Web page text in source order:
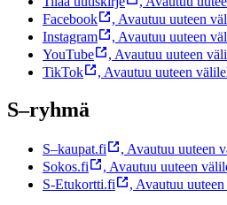
Facebook
, Avautuu uuteen
Instagram
, Avautuu uuteen
YouTube
, Avautuu uuteen
TikTok
, Avautuu uuteen
S–ryhmä
S–kaupat.fi , Avautuu uuteen
Sokos.fi
, Avautuu uuteen
S-Etukortti.fi
, Avautuu